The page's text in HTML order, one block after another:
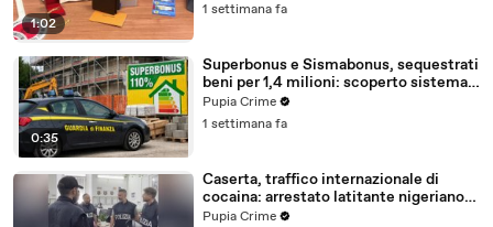
1:02
1 settimana fa
0:35
Superbonus e Sismabonus, sequestrati
beni per 1,4 milioni: scoperto sistema
con false abitazioni (29.07.26)
Pupia Crime
1 settimana fa
Caserta, traffico internazionale di
cocaina: arrestato latitante nigeriano
ricercato dal 2019 (28.07.26)
Pupia Crime